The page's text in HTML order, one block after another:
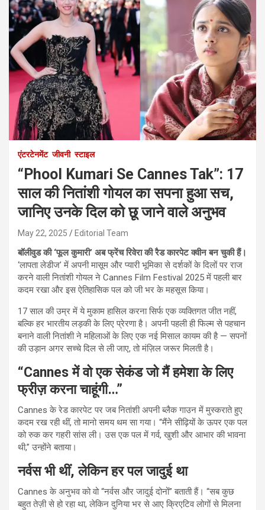
एंटरटेनमेंट जीवनी स्टाइल
“Phool Kumari Se Cannes Tak”: 17
साल की नितांशी गोयल का सपना हुआ सच,
जानिए उनके दिल को छू जाने वाले अनुभव
May 22, 2025 Editorial Team
बॉलीवुड की ‘फूल कुमारी’ अब फ्रेंच रिवेरा की रैड कारपेट क्वीन बन चुकी हैं।
‘लापता लेडीज’ में अपनी मासूम और प्यारी भूमिका से दर्शकों के दिलों पर राज
करने वाली नितांशी गोयल ने Cannes Film Festival 2025 में पहली बार
कदम रखा और इस ऐतिहासिक पल को जी भर के महसूस किया।
17 साल की उम्र में ये मुकाम हासिल करना सिर्फ एक व्यक्तिगत जीत नहीं,
बल्कि हर भारतीय लड़की के लिए प्रेरणा है। अपनी पहली ही फिल्म से पहचान
बनाने वाली नितांशी ने महिलाओं के लिए एक नई मिसाल कायम की है — सपनों
की उड़ान अगर सच्चे दिल से ली जाए, तो मंज़िल जरूर मिलती है।
“Cannes में वो एक सेकंड जो मैं हमेशा के लिए
फ्रीज़ करना चाहूंगी…”
Cannes के रेड कारपेट पर जब नितांशी अपनी ब्लैक गाउन में मुस्कराते हुए
कदम रख रही थीं, तो मानो समय थम सा गया। “मैंने सीढ़ियों के ऊपर एक पल
को रुक कर गहरी सांस ली। उस एक पल में गर्व, खुशी और आभार की भावना
थी,” उन्होंने बताया।
नर्वस भी थीं, लेकिन हर पल जादुई था
Cannes के अनुभव को वो “नर्वस और जादुई दोनों” बताती हैं। “सब कुछ
बहुत तेज़ी से हो रहा था, लेकिन दुनिया भर से आए क्रिएटिव लोगों से मिलना